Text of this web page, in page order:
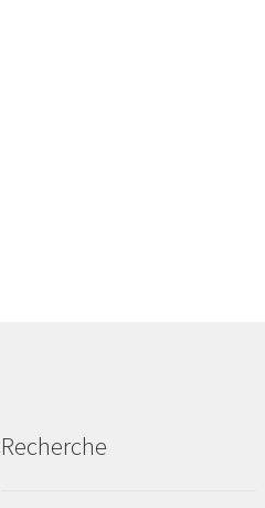
Recherche